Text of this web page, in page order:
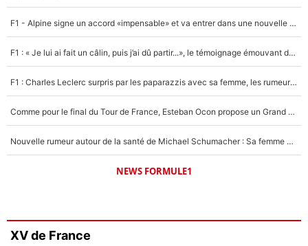
F1 - Alpine signe un accord «impensable» et va entrer dans une nouvelle dimension : Grande nouvelle pour Pierre Gasly !
F1 : « Je lui ai fait un câlin, puis j’ai dû partir...», le témoignage émouvant de Max Verstappen sur sa fille
F1 : Charles Leclerc surpris par les paparazzis avec sa femme, les rumeurs étaient vraies !
Comme pour le final du Tour de France, Esteban Ocon propose un Grand Prix de Formule 1 à Paris : «Autour de l’Arc de Triomphe, ce serait génial» !
Nouvelle rumeur autour de la santé de Michael Schumacher : Sa femme Corinna sort du silence
NEWS FORMULE1
XV de France